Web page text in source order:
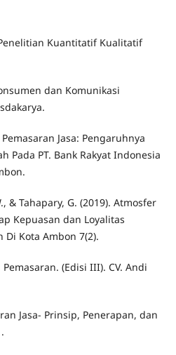
Kuantitatif Kualitatif
dan Komunikasi
Jasa: Pengaruhnya
Pada PT. Bank Rakyat Indonesia
& Tahapary, G. (2019). Atmosfer
Kepuasan dan Loyalitas
Di Kota Ambon 7(2).
(Edisi III). CV. Andi
Jasa- Prinsip, Penerapan, dan